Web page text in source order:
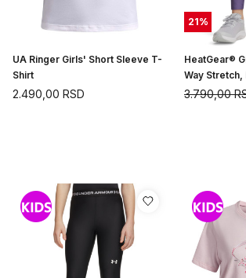
UA Ringer Girls' Short Sleeve T-
Shirt
2.490,00 RSD
21%
HeatGear®
Way
3.790,00